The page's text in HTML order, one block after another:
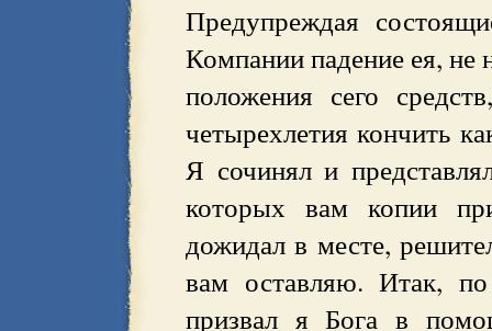
Предупреждая
Компании падение ея, не
положения сего
четырехлетия кончить
Я сочинял и
которых вам копии
дожидал в месте,
вам оставляю. Итак,
призвал я Бога в